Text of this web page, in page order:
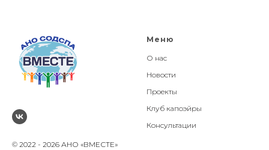
© 2022 - 2026 АНО «ВМЕСТЕ»
Меню
О нас
Новости
Проекты
Клуб капоэйры
Консультации